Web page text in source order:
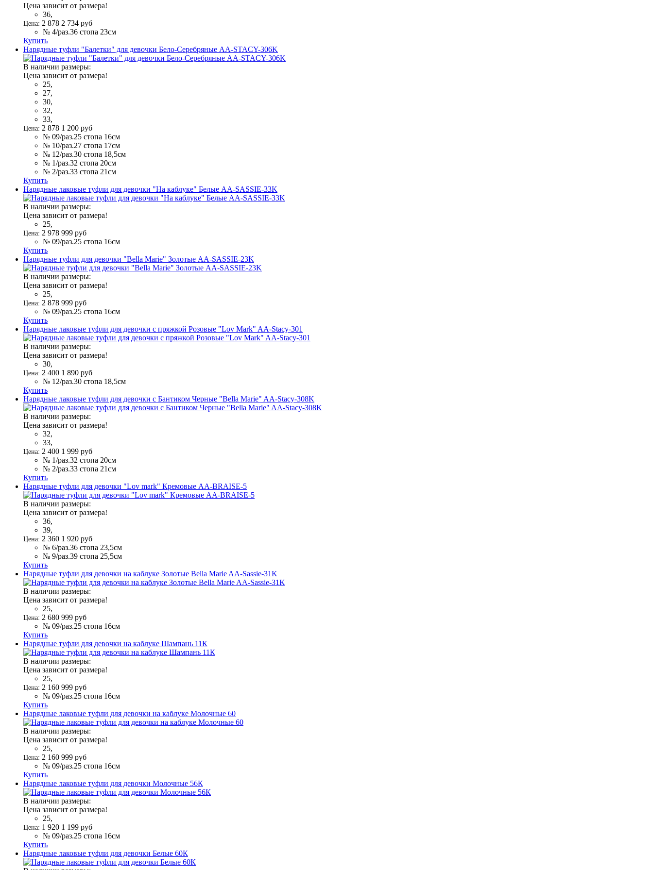
Цена зависит от размера!
36,
Цена: 2 878 2 734 руб
№ 4/раз.36 стопа 23см
Купить
Нарядные туфли "Балетки" для девочки Бело-Серебряные AA-STACY-306K
В наличии размеры:
Цена зависит от размера!
25,
27,
30,
32,
33,
Цена: 2 878 1 200 руб
№ 09/раз.25 стопа 16см
№ 10/раз.27 стопа 17см
№ 12/раз.30 стопа 18,5см
№ 1/раз.32 стопа 20см
№ 2/раз.33 стопа 21см
Купить
Нарядные лаковые туфли для девочки "На каблуке" Белые AA-SASSIE-33K
В наличии размеры:
Цена зависит от размера!
25,
Цена: 2 978 999 руб
№ 09/раз.25 стопа 16см
Купить
Нарядные туфли для девочки "Bella Marie" Золотые AA-SASSIE-23K
В наличии размеры:
Цена зависит от размера!
25,
Цена: 2 878 999 руб
№ 09/раз.25 стопа 16см
Купить
Нарядные лаковые туфли для девочки с пряжкой Розовые "Lov Mark" AA-Stacy-301
В наличии размеры:
Цена зависит от размера!
30,
Цена: 2 400 1 890 руб
№ 12/раз.30 стопа 18,5см
Купить
Нарядные лаковые туфли для девочки с Бантиком Черные "Bella Marie" AA-Stacy-308K
В наличии размеры:
Цена зависит от размера!
32,
33,
Цена: 2 400 1 999 руб
№ 1/раз.32 стопа 20см
№ 2/раз.33 стопа 21см
Купить
Нарядные туфли для девочки "Lov mark" Кремовые AA-BRAISE-5
В наличии размеры:
Цена зависит от размера!
36,
39,
Цена: 2 360 1 920 руб
№ 6/раз.36 стопа 23,5см
№ 9/раз.39 стопа 25,5см
Купить
Нарядные туфли для девочки на каблуке Золотые Bella Marie AA-Sassie-31K
В наличии размеры:
Цена зависит от размера!
25,
Цена: 2 680 999 руб
№ 09/раз.25 стопа 16см
Купить
Нарядные туфли для девочки на каблуке Шампань 11К
В наличии размеры:
Цена зависит от размера!
25,
Цена: 2 160 999 руб
№ 09/раз.25 стопа 16см
Купить
Нарядные лаковые туфли для девочки на каблуке Молочные 60
В наличии размеры:
Цена зависит от размера!
25,
Цена: 2 160 999 руб
№ 09/раз.25 стопа 16см
Купить
Нарядные лаковые туфли для девочки Молочные 56К
В наличии размеры:
Цена зависит от размера!
25,
Цена: 1 920 1 199 руб
№ 09/раз.25 стопа 16см
Купить
Нарядные лаковые туфли для девочки Белые 60К